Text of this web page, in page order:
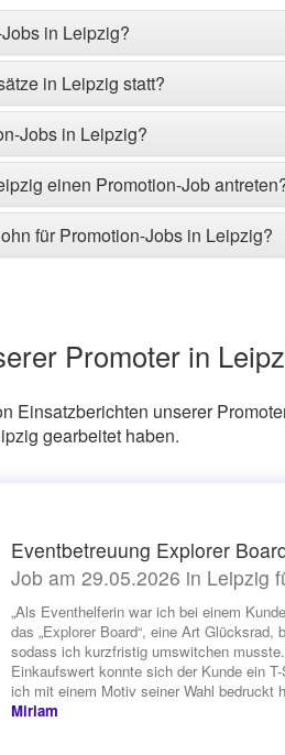
in Leipzig?
in Leipzig statt?
Jobs in Leipzig?
einen Promotion-Job
für Promotion-Jobs in Leipzig?
Promoter in
Einsatzberichten unserer
gearbeitet haben.
Eventbetreuung Explorer
Job am 29.05.2026 in Leipzig
„Als Eventhelferin war ich bei einem
das „Explorer Board“, eine Art
sodass ich kurzfristig umswitchen
Einkaufswert konnte sich der Kunde ein
ich mit einem Motiv seiner Wahl bedruckt
Miriam